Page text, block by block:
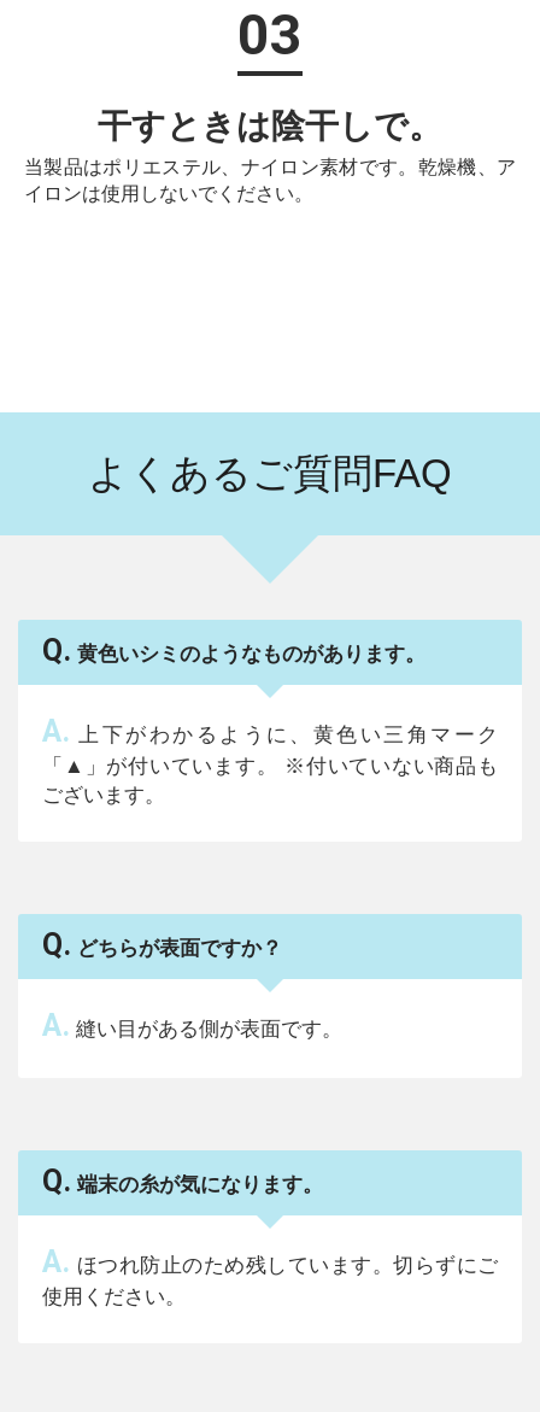
03
干すときは陰干しで。
当製品はポリエステル、ナイロン素材です。乾燥機、ア
イロンは使用しないでください。
よくあるご質問FAQ
Q. 黄色いシミのようなものがあります。
A.
上下がわかるように、黄色い三角マーク
「▲」が付いています。 ※付いていない商品も
ございます。
Q. どちらが表面ですか？
A. 縫い目がある側が表面です。
Q. 端末の糸が気になります。
A. ほつれ防止のため残しています。切らずにご
使用ください。